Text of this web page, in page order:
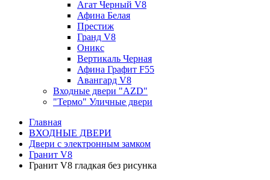
Агат Черный V8
Афина Белая
Престиж
Гранд V8
Оникс
Вертикаль Черная
Афина Графит F55
Авангард V8
Входные двери "AZD"
"Термо" Уличные двери
Главная
ВХОДНЫЕ ДВЕРИ
Двери с электронным замком
Гранит V8
Гранит V8 гладкая без рисунка